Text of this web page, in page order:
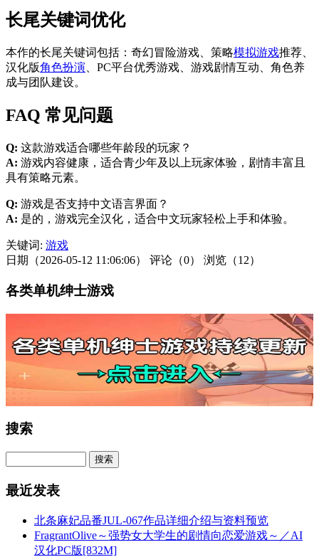
长尾关键词优化
本作的长尾关键词包括：奇幻冒险游戏、策略模拟游戏推荐、
汉化版角色扮演 、PC平台优秀游戏、游戏剧情互动、角色养
成与团队建设。
FAQ 常见问题
Q: 这款游戏适合哪些年龄段的玩家？
A: 游戏内容健康，适合青少年及以上玩家体验，剧情丰富且
具有策略元素。
Q: 游戏是否支持中文语言界面？
A: 是的，游戏完全汉化，适合中文玩家轻松上手和体验。
关键词: 游戏
日期（2026-05-12 11:06:06）
评论（0） 浏览（12）
各类单机绅士游戏
搜索
最近发表
北条麻妃品番JUL-067作品详细介绍与资料预览
FragrantOlive～强势女大学生的剧情向恋爱游戏～／AI
汉化PC版[832M]